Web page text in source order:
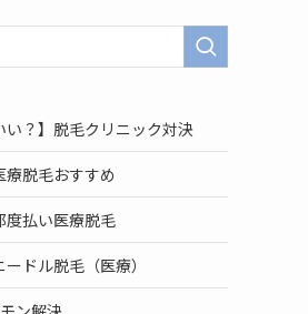
い？】脱毛クリニック対決
療脱毛おすすめ
度払い医療脱毛
ードル脱毛（医療）